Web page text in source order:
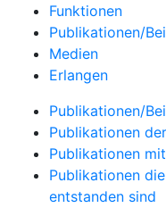
Funktionen
Publikationen/
Medien
Erlangen
Publikationen/
Publikationen
Publikationen
Publikationen
entstanden sind